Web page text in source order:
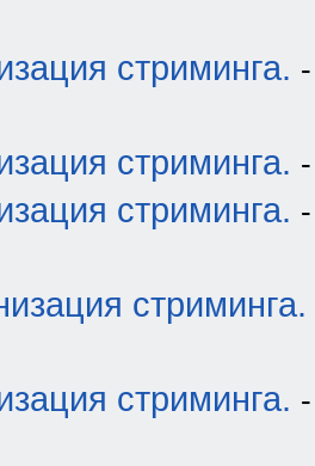
стриминга.
стриминга.
стриминга.
стриминга.
стриминга.